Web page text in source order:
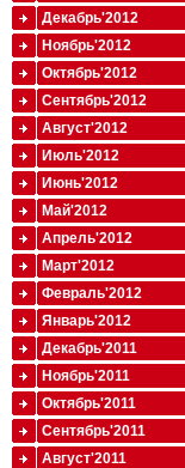
Декабрь'2012
Ноябрь'2012
Октябрь'2012
Сентябрь'2012
Август'2012
Июль'2012
Июнь'2012
Май'2012
Апрель'2012
Март'2012
Февраль'2012
Январь'2012
Декабрь'2011
Ноябрь'2011
Октябрь'2011
Сентябрь'2011
Август'2011